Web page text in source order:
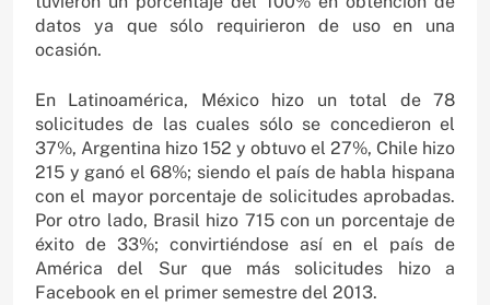
datos ya que sólo requirieron de uso en una
ocasión.
En Latinoamérica, México hizo un total de 78
solicitudes de las cuales sólo se concedieron el
37%, Argentina hizo 152 y obtuvo el 27%, Chile hizo
215 y ganó el 68%; siendo el país de habla hispana
con el mayor porcentaje de solicitudes aprobadas.
Por otro lado, Brasil hizo 715 con un porcentaje de
éxito de 33%; convirtiéndose así en el país de
América del Sur que más solicitudes hizo a
Facebook en el primer semestre del 2013.